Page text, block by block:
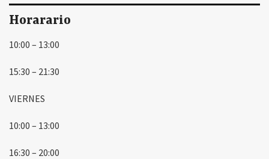
Horarario
10:00 – 13:00
15:30 – 21:30
VIERNES
10:00 – 13:00
16:30 – 20:00